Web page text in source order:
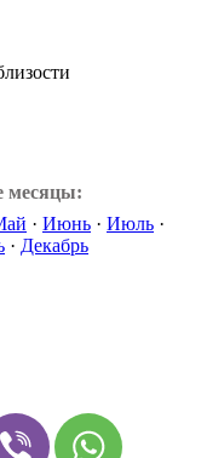
месяцы:
· Июнь · Июль ·
· Декабрь